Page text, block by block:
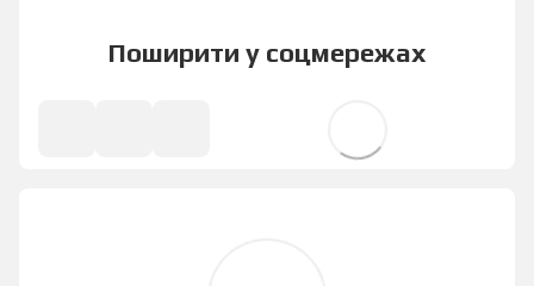
Поширити у соцмережах